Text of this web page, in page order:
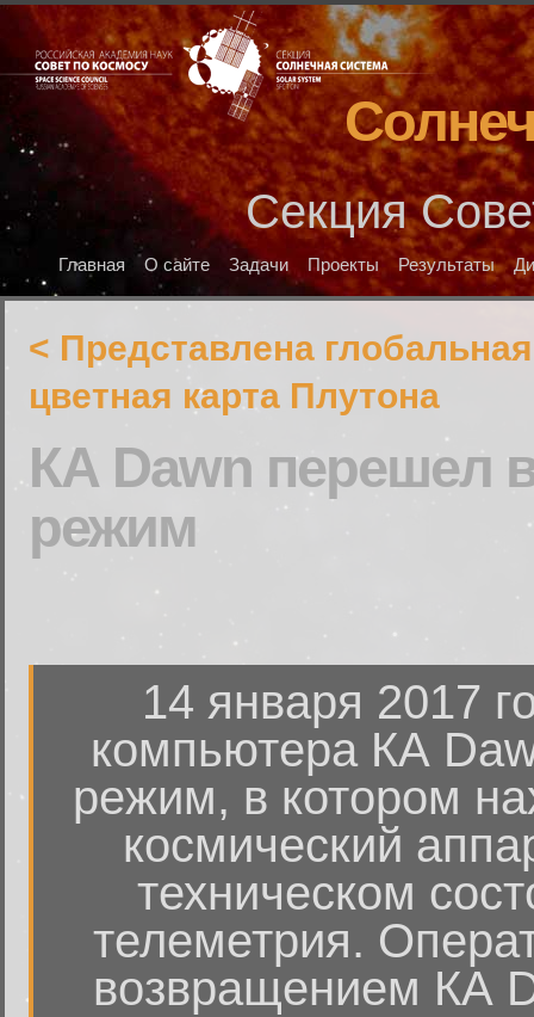
Секция
Главная О сайте Задачи Проекты Результаты
< Представлена глобальная
цветная карта Плутона
КА Dawn перешел
режим
14 января 2017
компьютера КА
режим, в котором
космический
техническом
телеметрия.
возвращением КА